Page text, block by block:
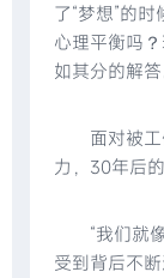
了“梦想”的
心理平衡吗
如其分的解答
面对被工
力，30年后
“我们就像
受到背后不